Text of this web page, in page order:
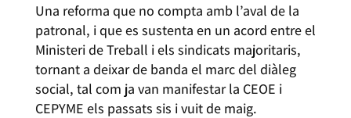
Una reforma que no compta amb l’aval de la
patronal, i que es sustenta en un acord entre el
Ministeri de Treball i els sindicats majoritaris,
tornant a deixar de banda el marc del diàleg
social, tal com ja van manifestar la CEOE i
CEPYME els passats sis i vuit de maig.